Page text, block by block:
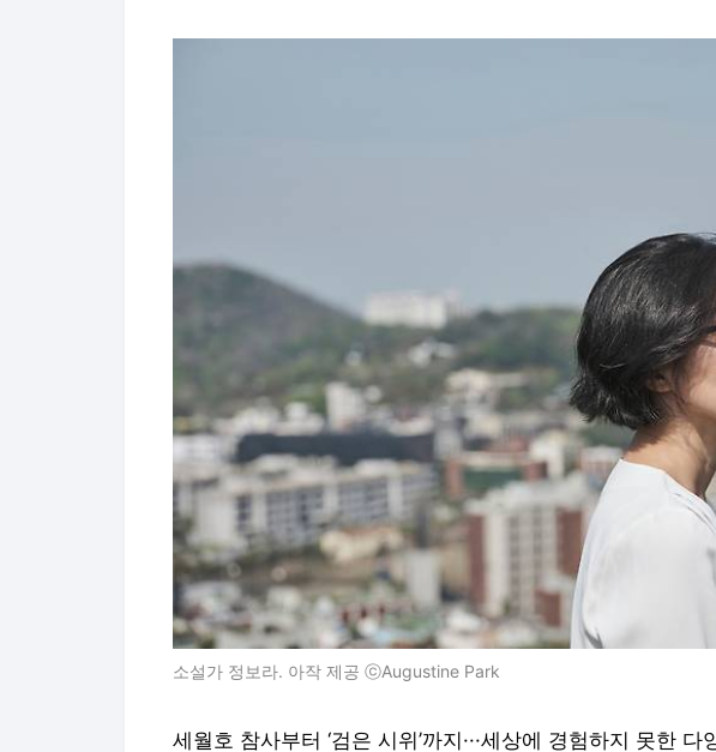
소설가 정보라. 아작 제공 ⓒAugustine Park
세월호 참사부터 ‘검은 시위’까지···세상에 경험하지 못한 다